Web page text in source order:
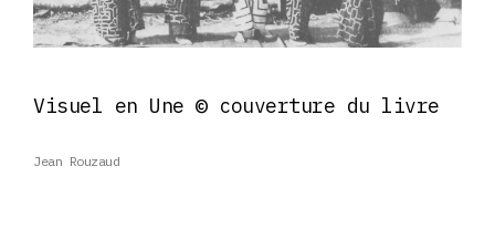
Visuel en Une © couverture du livre
Jean Rouzaud